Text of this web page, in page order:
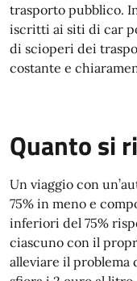
trasporto pubblico.
iscritti ai siti di car
di scioperi dei
costante e
Quanto si
Un viaggio con
75% in meno e
inferiori del 75%
ciascuno con il
alleviare il problema